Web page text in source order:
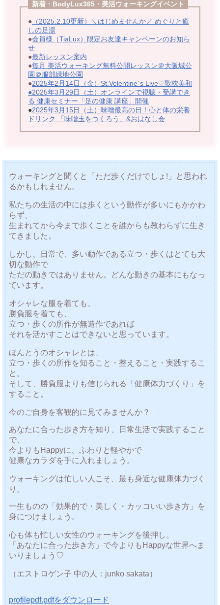
新着・BodyLux365・美活ウォーキングイベント
● （2025.2.10更新）＼はじめませんか／ めぐりと癒
しの足湯
●会員様（TiaLux）限定お友達キャンペーンのお知ら
せ
●最新レッスン案内
●毎月 美活ウォーキング無料公開レッスン＠大阪城公
園＠服部緑地公園
●2025年2月14日（金） St.Velentine´s Live♡歌枕美和
●2025年3月29日（土）オンラインで視聴・受講でき
る 健康セミナー「足の健康 講座」開催
●2025年3月15日（土）味噌最高の日！心と体の栄養
ドリンク 「味噌玉をつくろう」&おはなし会
ウォーキングと聞くと「ただ歩くだけでしょ!」と思われ
るかもしれません。
私たちの生活の中には歩くという動作が多いにもかかわ
らず、
生まれてから今まで歩くことを誰からも教わらずに生き
てきました。
しかし、日常で、多い動作である立つ・歩くはとても大
切な動作で
ただの動きではありません。どんな動きの基本にもなっ
ています。
オシャレな服を着ても、
勝負服を着ても、
立つ・歩くの所作が無造作であれば
それを活かすことはできないと思っています。
ほんとうのオシャレとは、
立つ・歩くの所作を知ること・整えること・実践するこ
と。
そして、勝負服よりも信じられる「健康体力づくり」を
すること。
今のご自身を客観的に見てみませんか？
あなたに合った歩き方を知り、日常生活で実践すること
で、
今よりもHappyに、ふわりと軽やかで
健康なカラダを手に入れましょう。
ウォーキングは忙しい人こそ、最も身近な健康体力づく
り。
一生ものの「効果的で・美しく・カッコいい歩き方」を
身につけましょう。
心も体も忙しい女性のウォーキングを後押し。
「あなたに合った歩き方」で今よりもHappyな世界へま
いりましょう♡
（エストロゲン子 中の人：junko sakata）
profilepdf.pdfをダウンロード